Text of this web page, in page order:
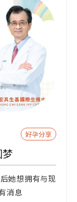
好孕分享
她想拥有与现
消息